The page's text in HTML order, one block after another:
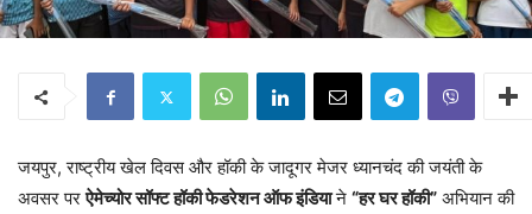
जयपुर, राष्ट्रीय खेल दिवस और हॉकी के जादूगर मेजर ध्यानचंद की जयंती के
अवसर परऐमेच्योर सॉफ्ट हॉकी फेडरेशन ऑफ इंडियाने “हर घर हॉकी” अभियान की